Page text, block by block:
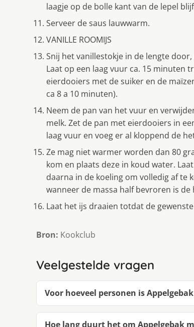
laagje op de bolle kant van de lepel
Serveer de saus lauwwarm.
VANILLE ROOMIJS
Snij het vanillestokje in de lengte
Laat op een laag vuur ca. 15 minuten
eierdooiers met de suiker en de
ca 8 a 10 minuten).
Neem de pan van het vuur en
melk. Zet de pan met eierdooiers in
laag vuur en voeg er al kloppend de
Ze mag niet warmer worden dan 80
kom en plaats deze in koud water.
daarna in de koeling om volledig af te
wanneer de massa half bevroren is
Laat het ijs draaien totdat de
Bron: Kookclub
Veelgestelde vragen
Voor hoeveel personen is
Hoe lang duurt het om Appelgebak